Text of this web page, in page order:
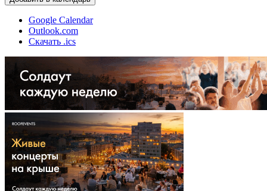
Google Calendar
Outlook.com
Скачать .ics